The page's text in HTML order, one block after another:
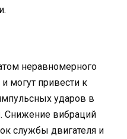
неравномерного
могут привести к
ударов в
Снижение вибраций
службы двигателя и